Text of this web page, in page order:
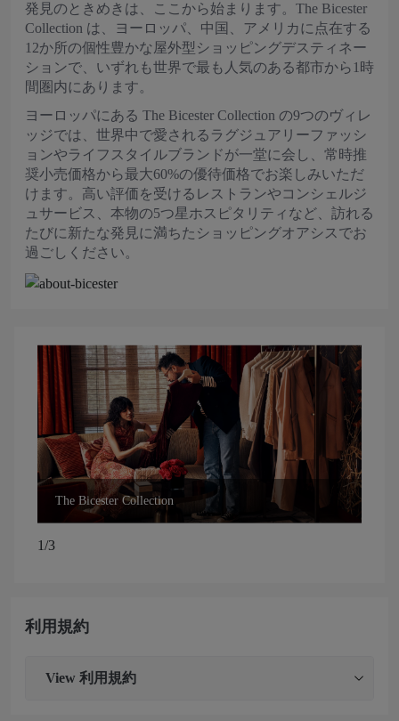
発見のときめきは、ここから始まります。The Bicester
Collection は、ヨーロッパ、中国、アメリカに点在する
12か所の個性豊かな屋外型ショッピングデスティネー
ションで、いずれも世界で最も人気のある都市から1時
間圏内にあります。
ヨーロッパにある The Bicester Collection の9つのヴィレ
ッジでは、世界中で愛されるラグジュアリーファッシ
ョンやライフスタイルブランドが一堂に会し、常時推
奨小売価格から最大60%の優待価格でお楽しみいただ
けます。高い評価を受けるレストランやコンシェルジ
ュサービス、本物の5つ星ホスピタリティなど、訪れる
たびに新たな発見に満ちたショッピングオアシスでお
過ごしください。
The Bicester Collection
1/3
利用規約
View 利用規約